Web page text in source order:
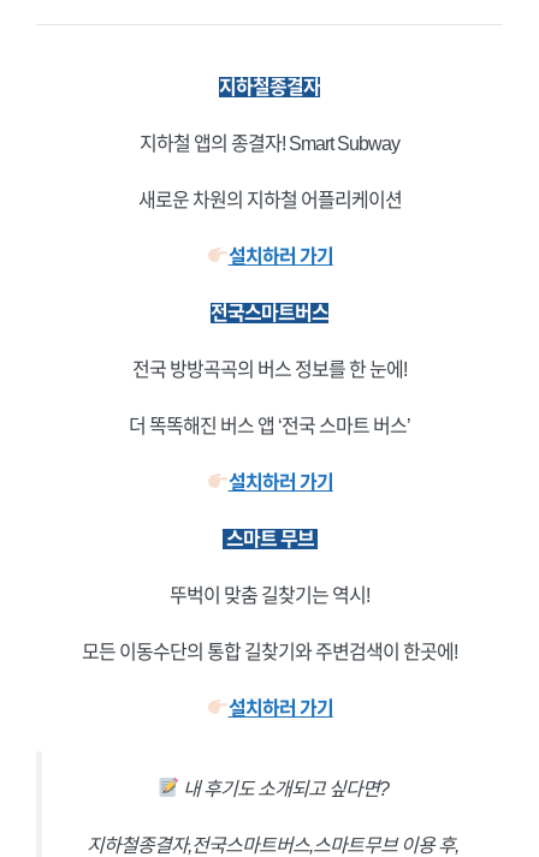
지하철종결자
지하철 앱의 종결자! Smart Subway
새로운 차원의 지하철 어플리케이션
설치하러 가기
전국스마트버스
전국 방방곡곡의 버스 정보를 한 눈에!
더 똑똑해진 버스 앱 ‘전국 스마트 버스’
설치하러 가기
스마트 무브
뚜벅이 맞춤 길찾기는 역시!
모든 이동수단의 통합 길찾기와 주변검색이 한곳에!
설치하러 가기
내 후기도 소개되고 싶다면?
지하철종결자,전국스마트버스,스마트무브 이용 후,